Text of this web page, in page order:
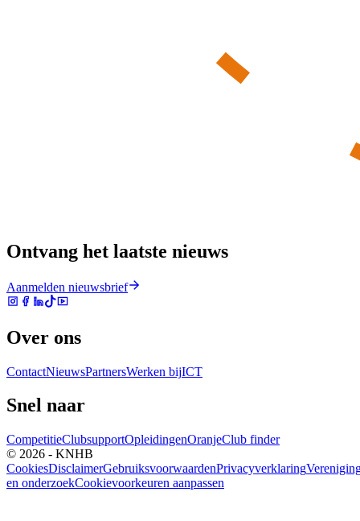
Ontvang het laatste nieuws
Aanmelden nieuwsbrief
Over ons
ContactNieuwsPartnersWerken bijICT
Snel naar
CompetitieClubsupportOpleidingenOranjeClub finder
© 2026 - KNHB
CookiesDisclaimerGebruiksvoorwaardenPrivacyverklaring
en onderzoekCookievoorkeuren aanpassen